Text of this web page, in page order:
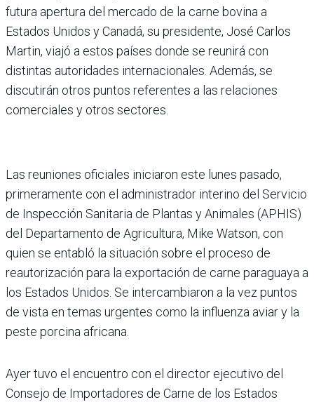
futura apertura del mercado de la carne bovina a
Estados Unidos y Canadá, su presidente, José Carlos
Martin, viajó a estos países donde se reunirá con
distintas autoridades internacionales. Además, se
discutirán otros puntos referentes a las relaciones
comerciales y otros sectores.
Las reuniones oficiales iniciaron este lunes pasado,
primeramente con el administrador interino del Servicio
de Inspección Sanitaria de Plantas y Animales (APHIS)
del Departamento de Agricultura, Mike Watson, con
quien se entabló la situación sobre el proceso de
reautorización para la exportación de carne paraguaya a
los Estados Unidos. Se intercambiaron a la vez puntos
de vista en temas urgentes como la influenza aviar y la
peste porcina africana.
Ayer tuvo el encuentro con el director ejecutivo del
Consejo de Importadores de Carne de los Estados